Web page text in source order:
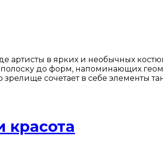
артисты в ярких и необычных
до форм, напоминающих
сочетает в себе элементы
красота